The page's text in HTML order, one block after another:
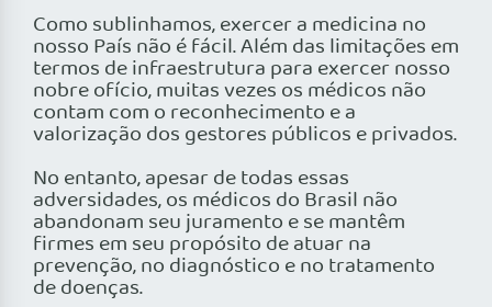
Como sublinhamos, exercer a medicina no
nosso País não é fácil. Além das limitações em
termos de infraestrutura para exercer nosso
nobre ofício, muitas vezes os médicos não
contam com o reconhecimento e a
valorização dos gestores públicos e privados.
No entanto, apesar de todas essas
adversidades, os médicos do Brasil não
abandonam seu juramento e se mantêm
firmes em seu propósito de atuar na
prevenção, no diagnóstico e no tratamento
de doenças.